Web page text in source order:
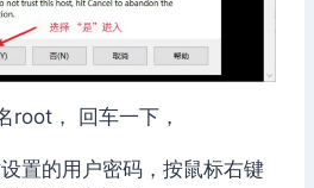
root， 回车一下，
置的用户密码，按鼠标右键